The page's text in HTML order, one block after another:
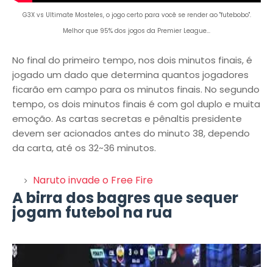
G3X vs Ultimate Mosteles, o jogo certo para você se render ao "futebobo".
Melhor que 95% dos jogos da Premier League...
No final do primeiro tempo, nos dois minutos finais, é
jogado um dado que determina quantos jogadores
ficarão em campo para os minutos finais. No segundo
tempo, os dois minutos finais é com gol duplo e muita
emoção. As cartas secretas e pênaltis presidente
devem ser acionados antes do minuto 38, dependo
da carta, até os 32~36 minutos.
Naruto invade o Free Fire
A birra dos bagres que sequer
jogam futebol na rua